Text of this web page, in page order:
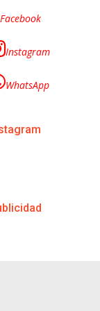
Facebook
Instagram
WhatsApp